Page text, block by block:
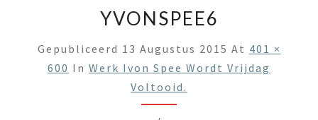
YVONSPEE6
Gepubliceerd 13 Augustus 2015 At 401 ×
600 In Werk Ivon Spee Wordt Vrijdag
Voltooid.